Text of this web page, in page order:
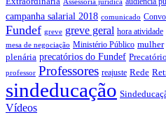
Assessoria jurídica
campanha salarial 2018 comunicado
Fundef greve greve geral hora atividade
mesa de negociação Ministério Público mulher
plenária precatórios do Fundef
professor Professores reajuste Rede
sindeducação
Vídeos